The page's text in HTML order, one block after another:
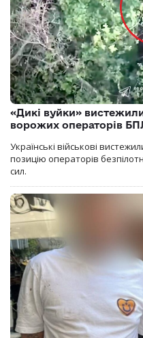
«Дикі вуйки»
ворожих операторів
Українські військові
позицію операторів
сил.